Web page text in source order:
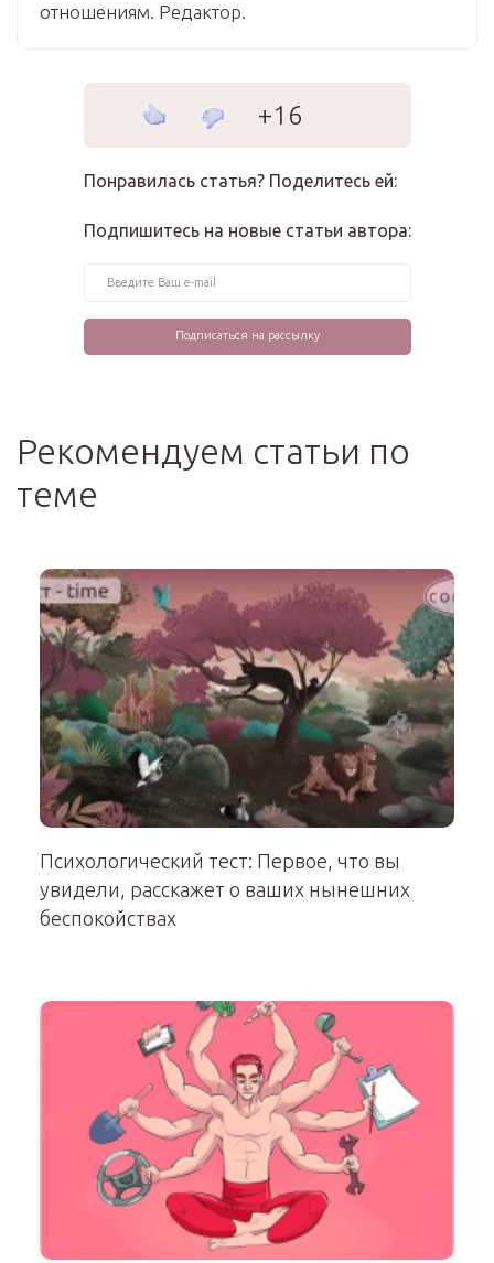
отношениям. Редактор.
+16
Понравилась статья? Поделитесь ей:
Подпишитесь на новые статьи автора:
Рекомендуем статьи по
теме
Психологический тест: Первое, что вы
увидели, расскажет о ваших нынешних
беспокойствах